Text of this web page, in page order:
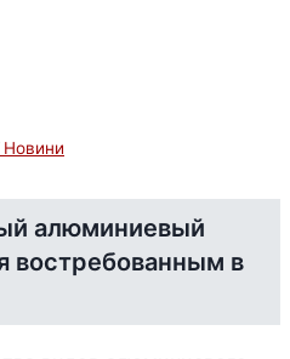
Новини
алюминиевый
востребованным в